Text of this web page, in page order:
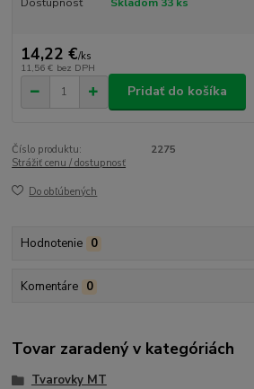
Dostupnosť Skladom 33 ks
14,22 €/ks
11,56 € bez DPH
Pridať do košíka
Číslo produktu:
2275
Strážiť cenu / dostupnosť
Do obľúbených
Hodnotenie 0
Komentáre 0
Tovar zaradený v kategóriách
Tvarovky MT